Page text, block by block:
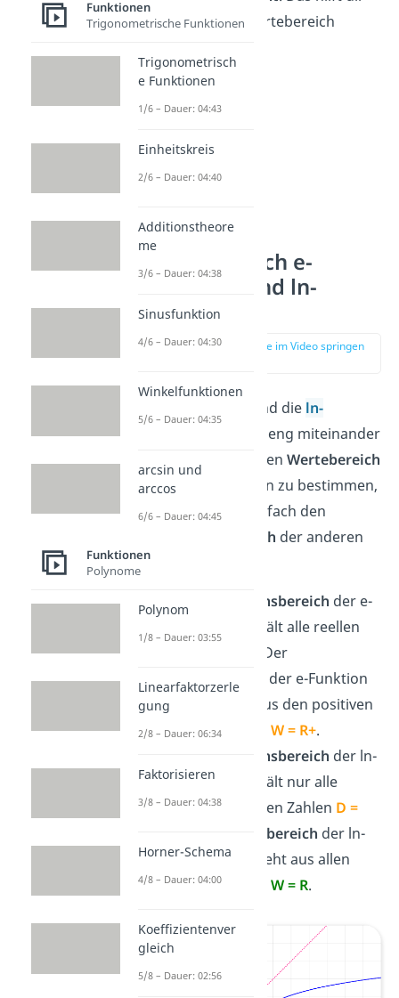
dabei, dir den Wertebereich
Wertebereich e-
Funktion und ln-
Funktion
zur Stelle im Video springen
und die ln-
hängen eng miteinander
zusammen: Um denWertebereich
der einen Funktion zu bestimmen,
schaust du dir einfach den
Definitionsbereich der anderen
Funktion an.
Definitionsbereich der e-
Funktion enthält alle reellen
. Der
Wertebereich
der e-Funktion
besteht nur aus den positiven
reellen ZahlenW = R+.
Definitionsbereich der ln-
Funktion enthält nur alle
positiven reellen Zahlen D =
Wertebereich der ln-
Funktion besteht aus allen
reellen ZahlenW = R.
Funktionen
Trigonometrische Funktionen
Trigonometrisch
e Funktionen
1/6 – Dauer: 04:43
Einheitskreis
2/6 – Dauer: 04:40
Additionstheore
me
3/6 – Dauer: 04:38
Sinusfunktion
4/6 – Dauer: 04:30
Winkelfunktionen
5/6 – Dauer: 04:35
arcsin und
arccos
6/6 – Dauer: 04:45
Funktionen
Polynome
Polynom
1/8 – Dauer: 03:55
Linearfaktorzerle
gung
2/8 – Dauer: 06:34
Faktorisieren
3/8 – Dauer: 04:38
Horner-Schema
4/8 – Dauer: 04:00
Koeffizientenver
gleich
5/8 – Dauer: 02:56